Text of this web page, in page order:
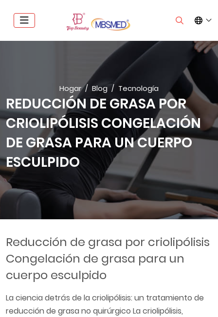
Hogar Blog Tecnología
REDUCCIÓN DE GRASA POR
CRIOLIPÓLISIS CONGELACIÓN
DE GRASA PARA UN CUERPO
ESCULPIDO
Reducción de grasa por criolipólisis
Congelación de grasa para un
cuerpo esculpido
La ciencia detrás de la criolipólisis: un tratamiento de
reducción de grasa no quirúrgico La criolipólisis,